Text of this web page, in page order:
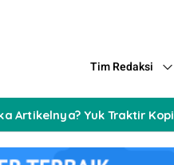
Tim Redaksi
Artikelnya? Yuk Traktir Kopi